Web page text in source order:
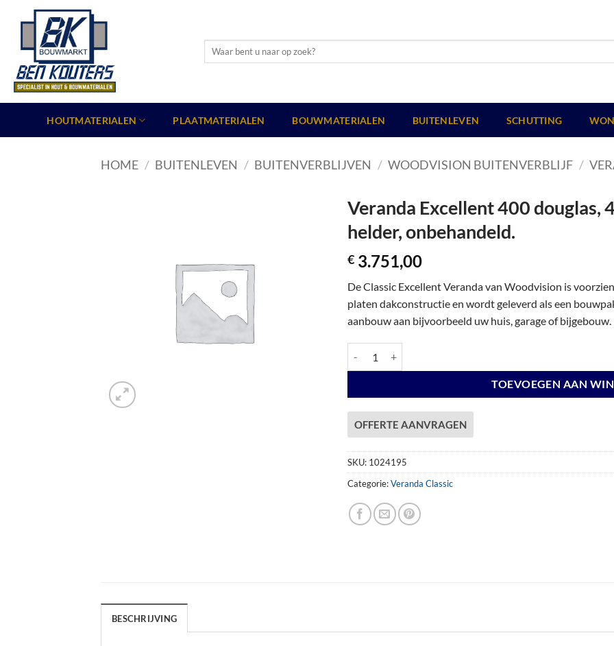
Zoeken
HOUTMATERIALEN PLAATMATERIALEN BOUWMATERIALEN BUITENLEVEN SCHUTTING
HOME / BUITENLEVEN / BUITENVERBLIJVEN / WOODVISION BUITENVERBLIJF /
Veranda Excellent 400 douglas,
helder, onbehandeld.
€ 3.751,00
De Classic Excellent Veranda van Woodvision is
platen dakconstructie en wordt geleverd als een
aanbouw aan bijvoorbeeld uw huis, garage of bijgebouw.
TOEVOEGEN AAN
OFFERTE AANVRAGEN
SKU: 1024195
Categorie:Veranda Classic
BESCHRIJVING